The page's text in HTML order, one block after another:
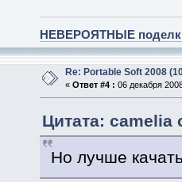
НЕВЕРОЯТНЫЕ
Re: Portable Soft 2008
« Ответ #4 : 06 декабря
Цитата: camelia
Но лучше